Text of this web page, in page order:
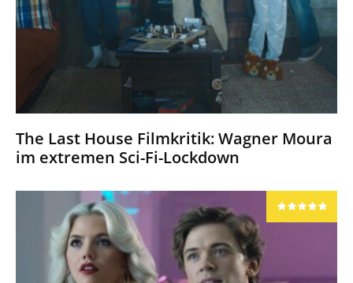
The Last House Filmkritik: Wagner Moura
im extremen Sci-Fi-Lockdown